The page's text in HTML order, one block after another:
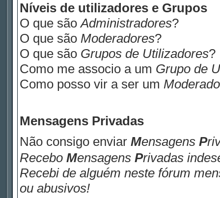
Níveis de utilizadores e Grupos
O que sãoAdministradores?
O que são Moderadores?
O que são Grupos de Utilizadores?
Como me associo a um Grupo de
Como posso vir a ser um
Mensagens Privadas
Não consigo enviar Mensagens P
Recebo Mensagens Privadas
Recebi de alguém neste fórum
ou abusivos!